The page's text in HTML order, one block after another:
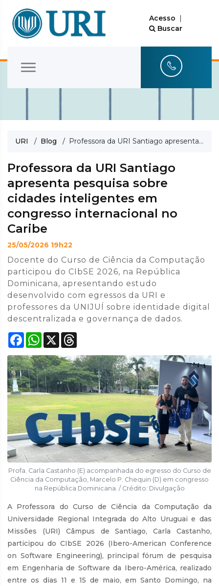
Acesso |
Buscar
URI / Blog / Professora da URI Santiago apresenta pesquisa sobre cidades inteligentes em congresso internacional no Caribe
Professora da URI Santiago
apresenta pesquisa sobre
cidades inteligentes em
congresso internacional no
Caribe
25/05/2026 19h22
Docente do Curso de Ciência da Computação
participou do CIbSE 2026, na República
Dominicana, apresentando estudo
desenvolvido com egressos da URI e
professores da UNIJUÍ sobre identidade digital
descentralizada e governança de dados.
Facebook
WhatsApp
X Threads
Profa. Carla Castanho (E) acompanhada do egresso do Curso de
Ciência da Computação, Marcelo P. Chequin (D) em congresso
na República Dominicana. / Crédito: Divulgação
A Professora do Curso de Ciência da Computação da
Universidade Regional Integrada do Alto Uruguai e das
Missões (URI) Câmpus de Santiago, Carla Castanho,
participou do CIbSE 2026 (Ibero-American Conference
on Software Engineering), principal fórum de pesquisa
em Engenharia de Software da Ibero-América, realizado
entre os dias 11 e 15 de maio, em Santo Domingo, na